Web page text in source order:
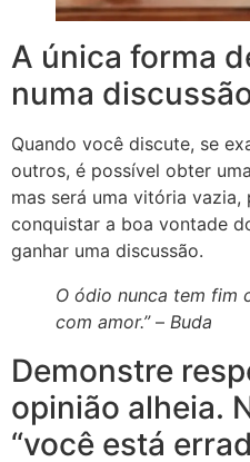
A única forma
numa
Quando você discute, se
outros, é possível obter
mas será uma vitória
conquistar a boa vontade
ganhar uma discussão.
O ódio nunca tem fim
com amor.”– Buda
Demonstre
opinião alheia.
“você está